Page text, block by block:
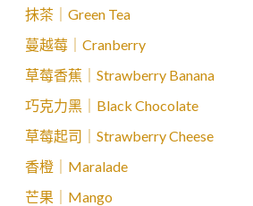
抹茶｜Green Tea
蔓越莓｜Cranberry
草莓香蕉｜Strawberry Banana
巧克力黑｜Black Chocolate
草莓起司｜Strawberry Cheese
香橙｜Maralade
芒果｜Mango